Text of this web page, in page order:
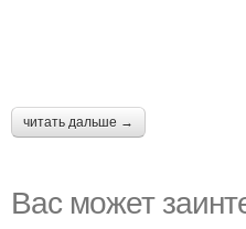
читать дальше →
Вас может